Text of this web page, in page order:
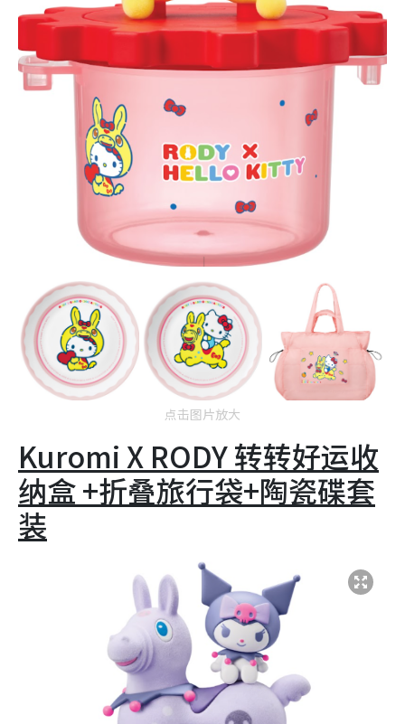
点击图片放大
Kuromi X RODY转转好运收
纳盒 +折叠旅行袋+陶瓷碟套
装